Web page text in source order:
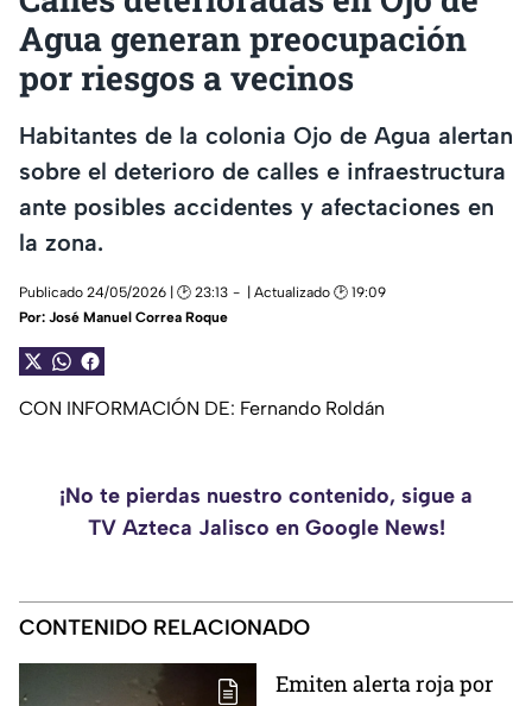
Agua generan preocupación
por riesgos a vecinos
Habitantes de la colonia Ojo de Agua alertan
sobre el deterioro de calles e infraestructura
ante posibles accidentes y afectaciones en
la zona.
Publicado 24/05/2026 | 🕑 23:13
| Actualizado 🕑 19:09
Por: José Manuel Correa Roque
CON INFORMACIÓN DE: Fernando Roldán
¡No te pierdas nuestro contenido, sigue a
TV Azteca Jalisco en Google News!
CONTENIDO RELACIONADO
Emiten alerta roja por